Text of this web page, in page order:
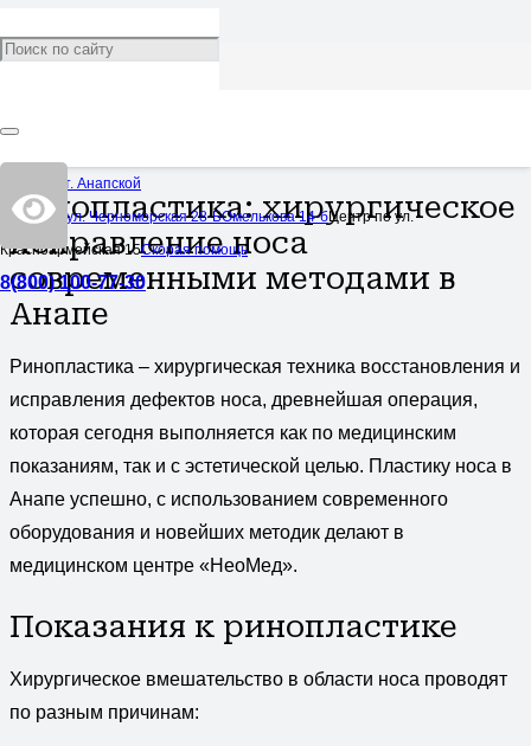
Центр в ст. Анапской
Центр по ул. Черноморская 28-БОмелькова 14-бЦентр по ул.
Красноармейская 15Скорая помощь
8(800) 100-77-30
Ринопластика
Ринопластика: хирургическое
исправление носа
современными методами в
Анапе
Ринопластика – хирургическая техника восстановления и
исправления дефектов носа, древнейшая операция,
которая сегодня выполняется как по медицинским
показаниям, так и с эстетической целью. Пластику носа в
Анапе успешно, с использованием современного
оборудования и новейших методик делают в
медицинском центре «НеоМед».
Показания к ринопластике
Хирургическое вмешательство в области носа проводят
по разным причинам: